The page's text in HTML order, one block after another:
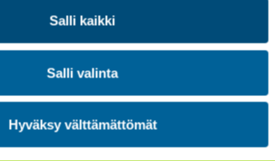
Salli kaikki
Salli valinta
Hyväksy välttämättömät
TIETOSUOJA JA EVÄSTEET